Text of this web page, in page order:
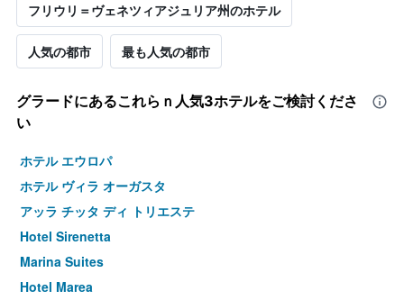
フリウリ＝ヴェネツィアジュリア州のホテル
人気の都市 最も人気の都市
グラード​にあるこれらｎ人気3ホテルをご検討くださ
い
ホテル エウロパ
ホテル ヴィラ オーガスタ
アッラ チッタ ディ トリエステ
Hotel Sirenetta
Marina Suites
Hotel Marea